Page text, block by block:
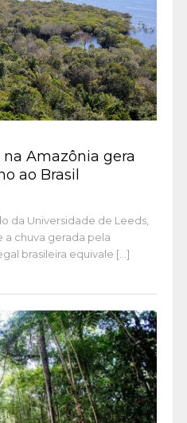
Amazônia gera
ao Brasil
da Universidade de Leeds,
a chuva gerada pela
brasileira equivale [...]